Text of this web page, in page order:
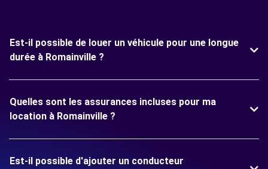
Est-il possible de louer un véhicule pour une longue
durée à Romainville ?
Quelles sont les assurances incluses pour ma
location à Romainville ?
Est-il possible d'ajouter un conducteur